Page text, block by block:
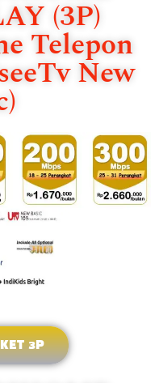
(3P)
Telepon
New
3P